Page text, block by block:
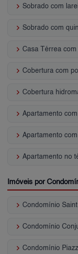
keyboard_arrow_right
keyboard_arrow_right
keyboard_arrow_right
keyboard_arrow_right
keyboard_arrow_right
keyboard_arrow_right
keyboard_arrow_right
keyboard_arrow_right
Imóveis por
keyboard_arrow_right Condomínio
keyboard_arrow_right
keyboard_arrow_right Condomínio